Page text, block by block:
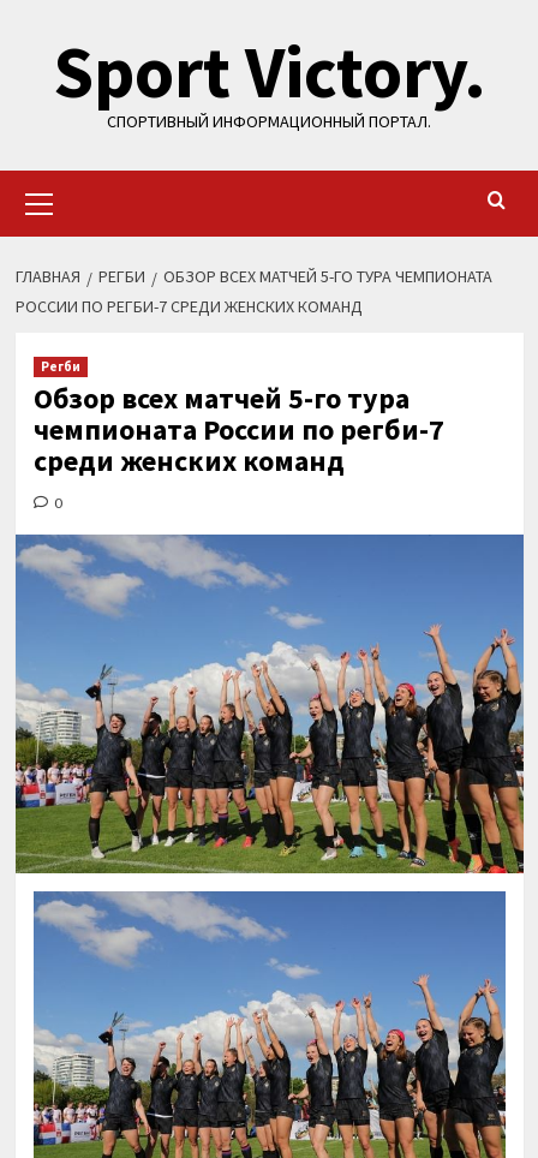
содержимому
Sport Victory.
СПОРТИВНЫЙ ИНФОРМАЦИОННЫЙ ПОРТАЛ.
меню
ГЛАВНАЯ РЕГБИ
ОБЗОР ВСЕХ МАТЧЕЙ 5-ГО ТУРА ЧЕМПИОНАТА
РОССИИ ПО РЕГБИ-7 СРЕДИ ЖЕНСКИХ КОМАНД
Регби
Обзор всех матчей 5-го тура
чемпионата России по регби-7
среди женских команд
0